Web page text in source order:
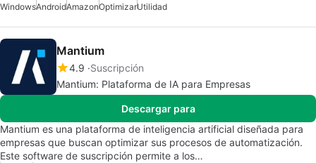
WindowsAndroidAmazonOptimizarUtilidad
Mantium
4.9 Suscripción
Mantium: Plataforma de IA para Empresas
Descargar para
Mantium es una plataforma de inteligencia artificial diseñada para
empresas que buscan optimizar sus procesos de automatización.
Este software de suscripción permite a los…